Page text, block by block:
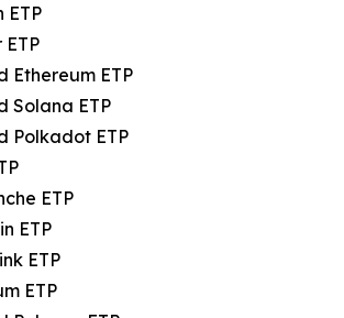
ETP
Ethereum ETP
Solana ETP
Polkadot ETP
ETP
ETP
ETP
ETP